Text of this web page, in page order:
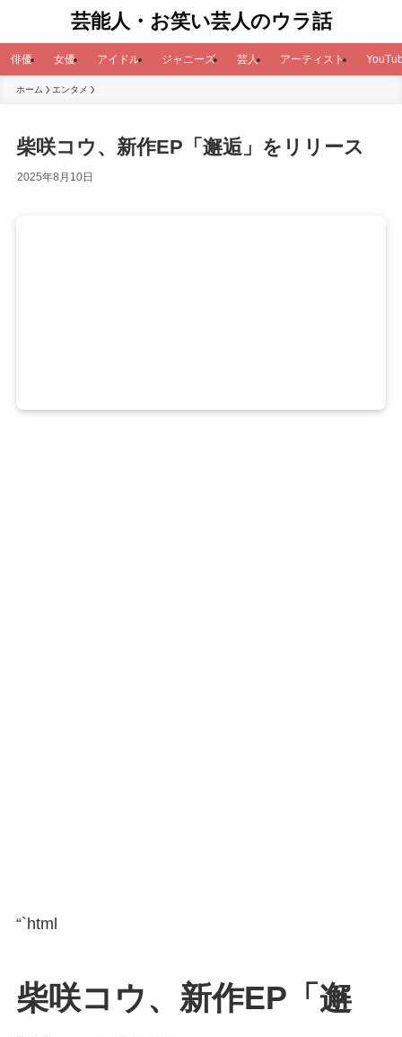
芸能人・お笑い芸人のウラ話
俳優 女優 アイドル ジャニーズ 芸人 アーティスト
ホーム エンタメ
柴咲コウ、新作EP「邂逅」をリリース
2025年8月10日
“`html
柴咲コウ、新作EP「邂